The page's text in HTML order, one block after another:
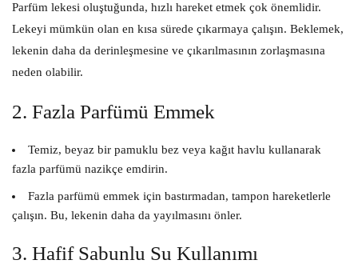
Parfüm lekesi oluştuğunda, hızlı hareket etmek çok önemlidir.
Lekeyi mümkün olan en kısa sürede çıkarmaya çalışın. Beklemek,
lekenin daha da derinleşmesine ve çıkarılmasının zorlaşmasına
neden olabilir.
2. Fazla Parfümü Emmek
Temiz, beyaz bir pamuklu bez veya kağıt havlu kullanarak
fazla parfümü nazikçe emdirin.
Fazla parfümü emmek için bastırmadan, tampon hareketlerle
çalışın. Bu, lekenin daha da yayılmasını önler.
3. Hafif Sabunlu Su Kullanımı